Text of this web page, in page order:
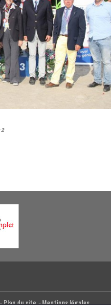
Plan du site Mentions légales